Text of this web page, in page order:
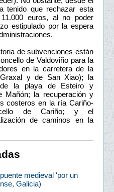
tenido que rechazar esta
euros, al no poder
estipulado por la espera
de subvenciones están
de Valdoviño para la
en la carretera de la
y de San Xiao); la
de la playa de Esteiro y
Mañón; la recuperación y
costeros en la ría Cariño-
de Cariño; y el
de caminos en la
medieval 'por un
Galicia)